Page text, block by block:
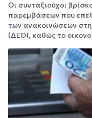
Οι συνταξιούχοι
παρεμβάσεων που
των ανακοινώσεων
(ΔΕΘ), καθώς το